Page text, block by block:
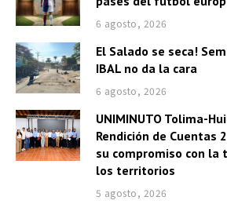
6 agosto, 2026
El Salado se seca!
IBAL no da la cara
6 agosto, 2026
UNIMINUTO Tolima-
Rendición de Cuentas
su compromiso con la
los territorios
5 agosto, 2026